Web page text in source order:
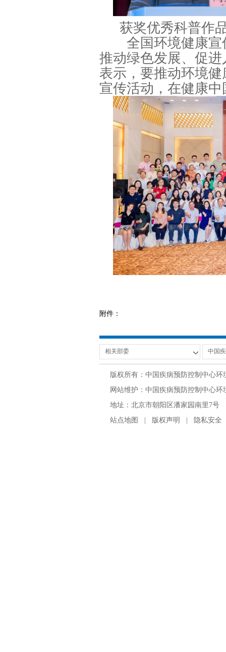
获奖优秀科普作
全国环境健康宣
推动绿色发展、促
表示，要推动环境
宣传活动，在健康
附件：
版权所有：中国疾病预防控制中心环
网站维护：中国疾病预防控制中心
地址：北京市朝阳区潘家园南里7号
站点地图
版权声明 隐私安全